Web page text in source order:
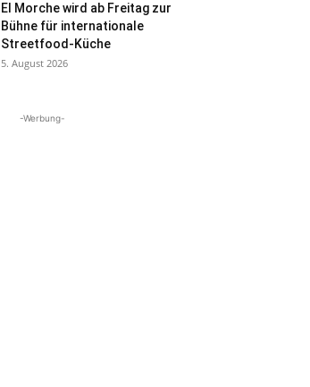
El Morche wird ab Freitag zur
Bühne für internationale
Streetfood-Küche
5. August 2026
-Werbung-